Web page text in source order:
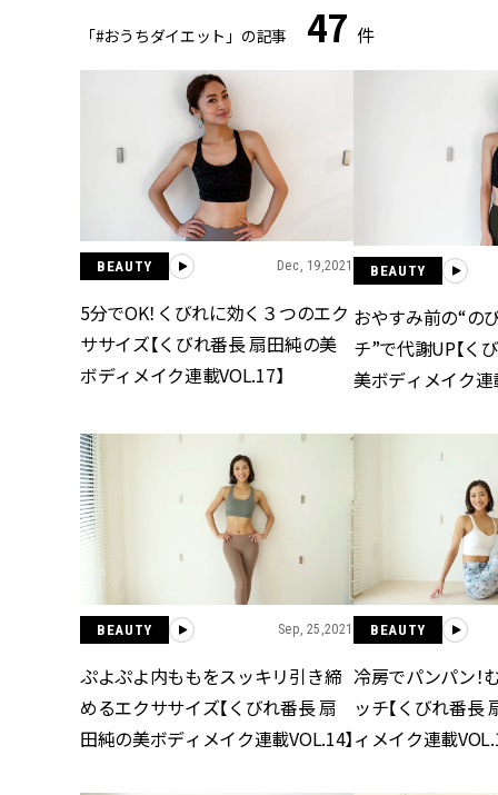
「#おうちダイエット」の記事 47 件
BEAUTY Dec, 19,2021
5分でOK！くびれに効く３つのエク
ササイズ【くびれ番長 扇田純の美
ボディメイク連載VOL.17】
BEAUTY
おやすみ前の“の
チ”で代謝UP【く
美ボディメイク連
BEAUTY Sep, 25,2021
ぷよぷよ内ももをスッキリ引き締
めるエクササイズ【くびれ番長 扇
田純の美ボディメイク連載VOL.14】
BEAUTY
冷房でパンパン！
ッチ【くびれ番長
ィメイク連載